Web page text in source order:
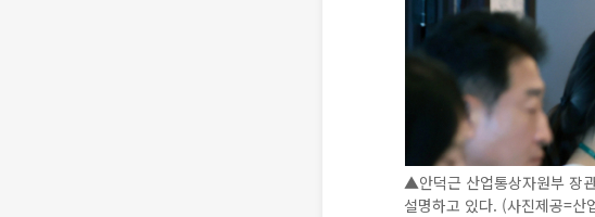
▲안덕근 산업통상자원부 장
설명하고 있다. (사진제공=산